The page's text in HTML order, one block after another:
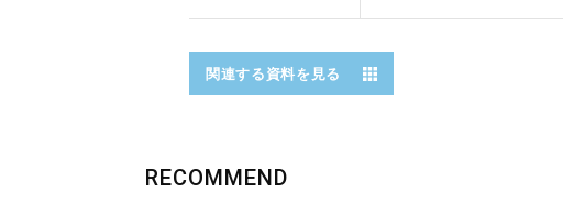
関連する資料を見る
RECOMMEND